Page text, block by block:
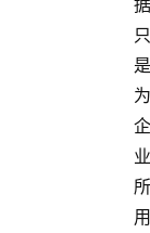
据
只
是
为
企
业
所
用